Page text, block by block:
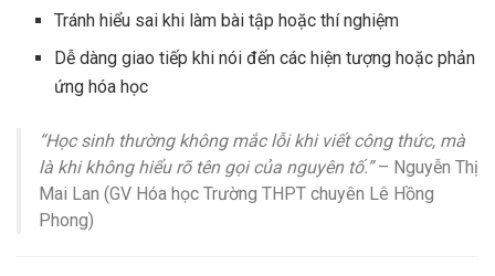
Tránh hiểu sai khi làm bài tập hoặc thí nghiệm
Dễ dàng giao tiếp khi nói đến các hiện tượng hoặc phản
ứng hóa học
“Học sinh thường không mắc lỗi khi viết công thức, mà
là khi không hiểu rõ tên gọi của nguyên tố.”– Nguyễn Thị
Mai Lan (GV Hóa học Trường THPT chuyên Lê Hồng
Phong)